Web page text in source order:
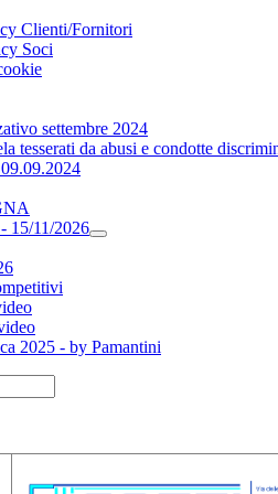
Clienti/Fornitori
Soci
settembre 2024
tesserati da abusi e condotte
15/11/2026
2025 - by Pamantini